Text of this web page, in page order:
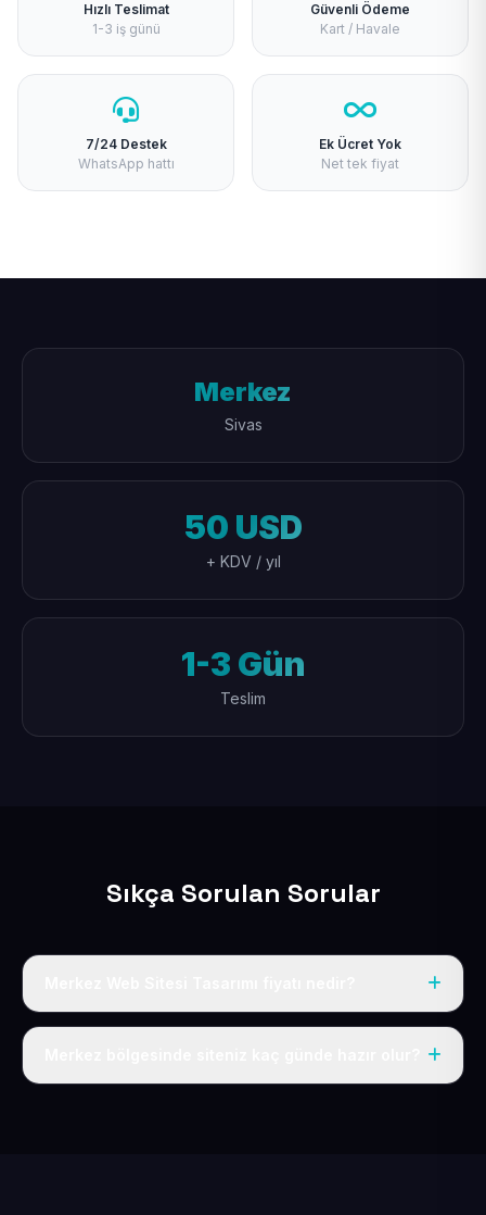
Hızlı Teslimat
1-3 iş günü
Güvenli Ödeme
Kart / Havale
7/24 Destek
WhatsApp hattı
Ek Ücret Yok
Net tek fiyat
Merkez
Sivas
50 USD
+ KDV / yıl
1-3 Gün
Teslim
Sıkça Sorulan Sorular
Tek fiyat uygulanır: yıllık 50 USD + KDV. Bu bedele alan